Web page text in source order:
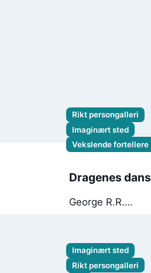
Rikt persongalleri
Imaginært sted
Vekslende fortellere
Dragenes dans
George R.R.
Imaginært sted
Rikt persongalleri